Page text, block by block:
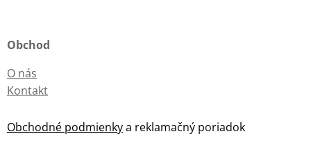
Obchod
O nás
Kontakt
Obchodné podmienkya reklamačný poriadok